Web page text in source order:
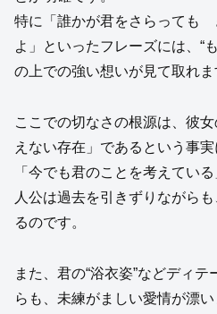
特に「誰かが君をさらっても
よ」といったフレーズには、“
の上での強い想いが見て取れま
ここでの切なさの根源は、彼
えない存在」であるという事実
「今でも君のことを考えてい
人公は過去を引きずりながら
るのです。
また、君の“浴衣姿”などディ
らも、未練がましい愛情が漂い